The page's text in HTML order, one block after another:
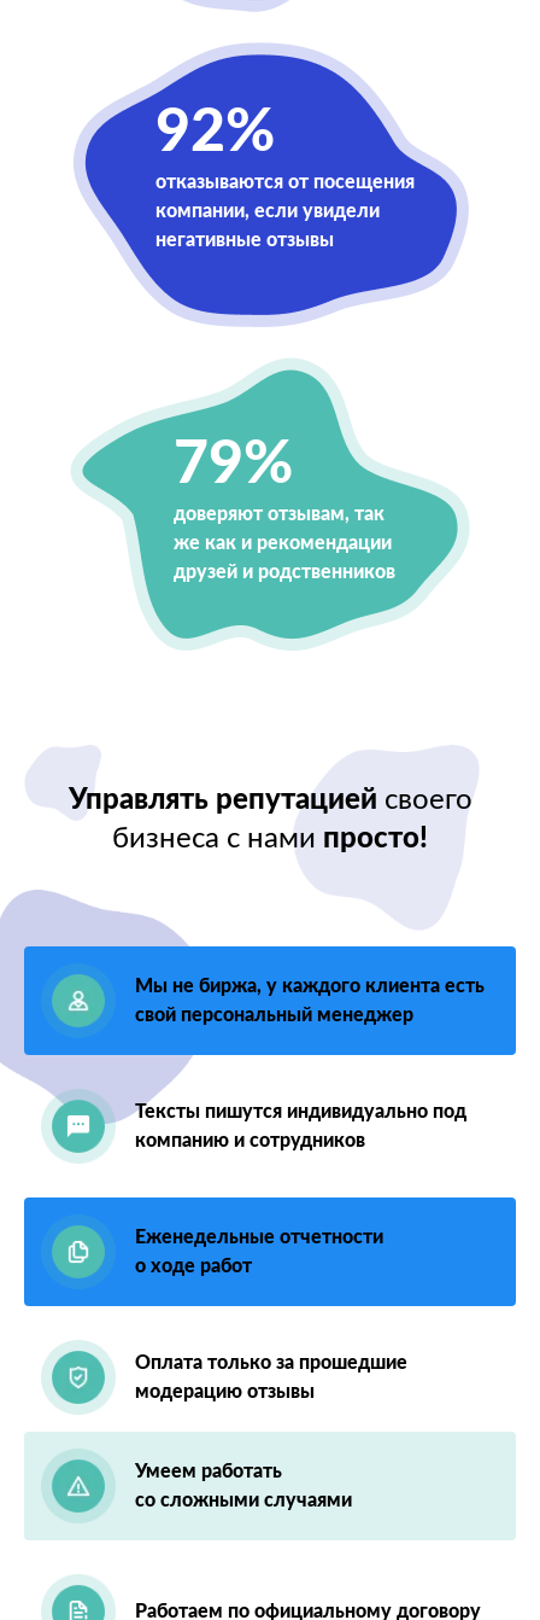
92%
отказываются от посещения
компании, если увидели
негативные отзывы
79%
доверяют отзывам, так
же как и рекомендации
друзей и родственников
Управлять репутацией своего
бизнеса с нами просто!
Мы не биржа, у каждого клиента есть
свой персональный менеджер
Тексты пишутся индивидуально под
компанию и сотрудников
Еженедельные отчетности
о ходе работ
Оплата только за прошедшие
модерацию отзывы
Умеем работать
со сложными случаями
Работаем по официальному договору